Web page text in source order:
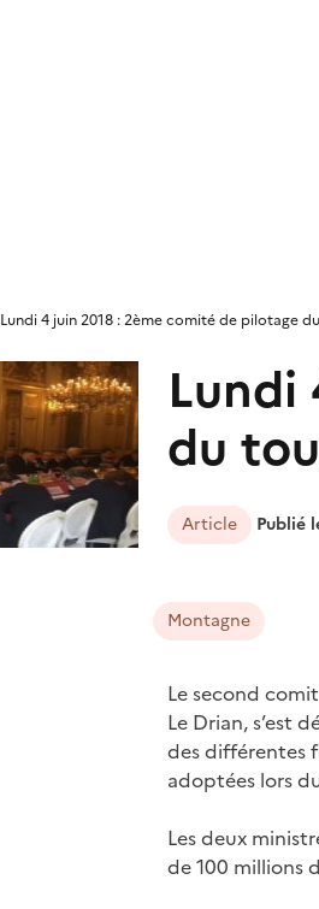
Lundi 4 juin 2018 : 2ème comité de pilotage
Lundi
du
Article Publié
Montagne
Le second
Le Drian, s’est
des différentes
adoptées lors
Les deux
de 100 millions